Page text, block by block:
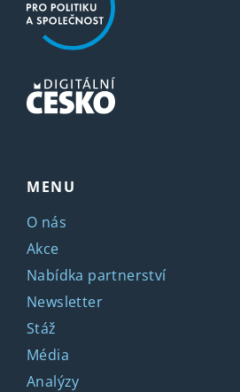
MENU
O nás
Akce
Nabídka partnerství
Newsletter
Stáž
Média
Analýzy